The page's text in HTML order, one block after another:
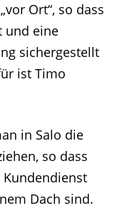
Ort“, so dass
und eine
sichergestellt
ist Timo
in Salo die
so dass
Dach sind.